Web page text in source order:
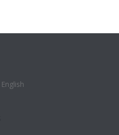
English